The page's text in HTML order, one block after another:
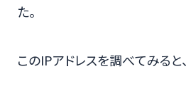
た。
このIPアドレスを調べてみると、